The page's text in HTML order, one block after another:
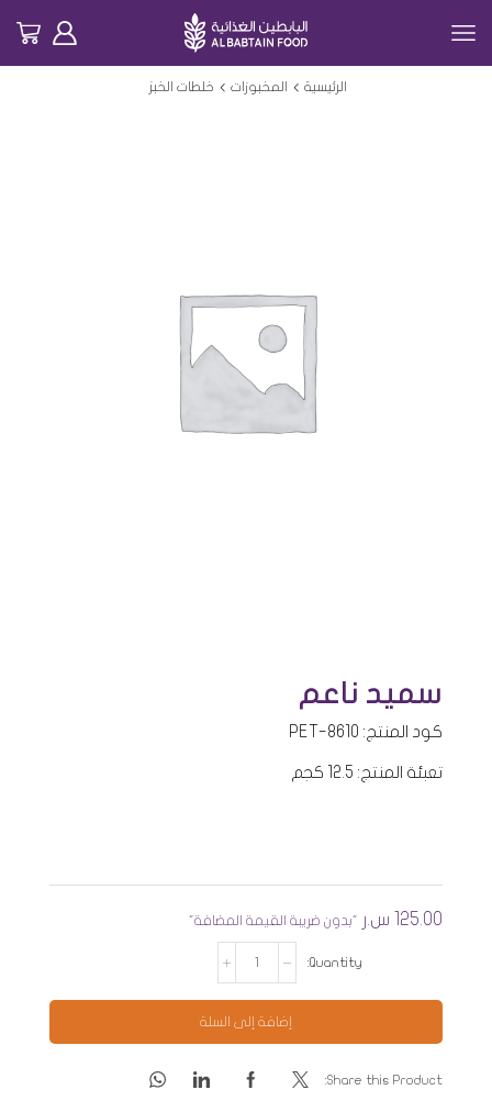
الرئيسية المخبوزات خلطات الخبز
سميد ناعم
كود المنتج: PET-8610
تعبئة المنتج: 12.5 كجم
125.00 س.ر "بدون ضريبة القيمة المضافة"
سميد
ناعم
إضافة إلى السلة
Share this Product: